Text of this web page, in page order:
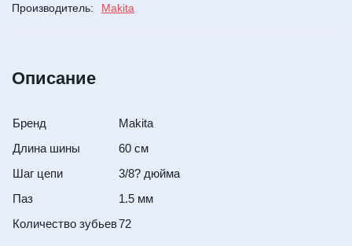
Производитель: Makita
Описание
Бренд
Makita
Длина шины
60 см
Шаг цепи
3/8? дюйма
Паз
1.5 мм
Количество зубьев72